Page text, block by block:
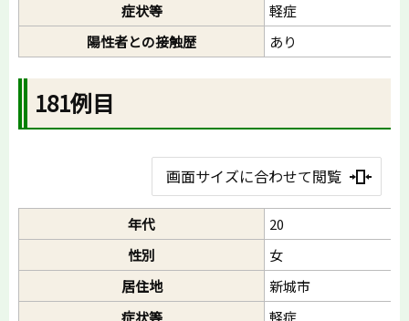
症状等
軽症
陽性者との接触歴
あり
181例目
画面サイズに合わせて閲覧
年代
20
性別
女
居住地
新城市
症状等
軽症